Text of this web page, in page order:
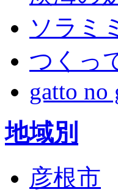
ソラミ
つくっ
gatto no
地域別
彦根市